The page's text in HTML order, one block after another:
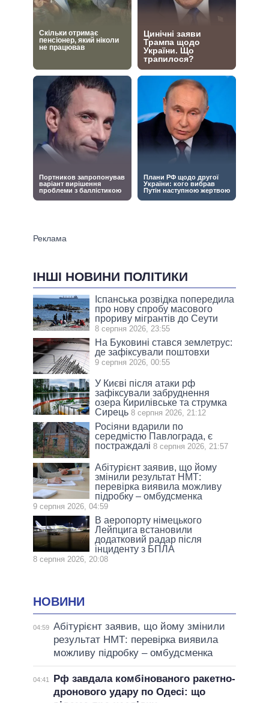
ІНШІ НОВИНИ ПОЛІТИКИ
Іспанська розвідка попередила
про нову спробу масового
прориву мігрантів до Сеути
8 серпня 2026, 23:55
На Буковині стався землетрус:
де зафіксували поштовхи
9 серпня 2026, 00:55
У Києві після атаки рф
зафіксували забруднення
озера Кирилівське та струмка
Сирець 8 серпня 2026, 21:12
Росіяни вдарили по
середмістю Павлограда, є
постраждалі 8 серпня 2026, 21:57
Абітурієнт заявив, що йому
змінили результат НМТ:
перевірка виявила можливу
підробку – омбудсменка
9 серпня 2026, 04:59
В аеропорту німецького
Лейпцига встановили
додатковий радар після
інциденту з БПЛА
8 серпня 2026, 20:08
НОВИНИ
04:59 Абітурієнт заявив, що йому змінили
результат НМТ: перевірка виявила
можливу підробку – омбудсменка
04:41
Рф завдала комбінованого ракетно-
дронового удару по Одесі: що